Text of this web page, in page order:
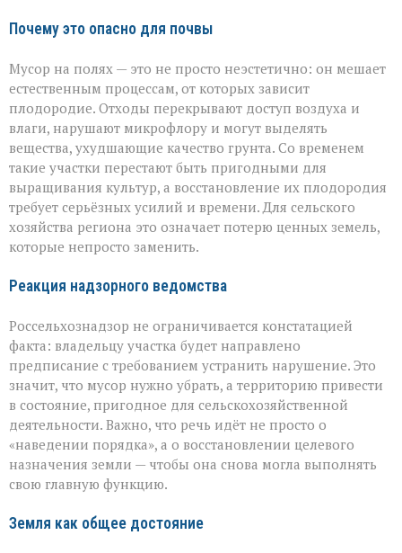
Почему это опасно для почвы
Мусор на полях — это не просто неэстетично: он мешает
естественным процессам, от которых зависит
плодородие. Отходы перекрывают доступ воздуха и
влаги, нарушают микрофлору и могут выделять
вещества, ухудшающие качество грунта. Со временем
такие участки перестают быть пригодными для
выращивания культур, а восстановление их плодородия
требует серьёзных усилий и времени. Для сельского
хозяйства региона это означает потерю ценных земель,
которые непросто заменить.
Реакция надзорного ведомства
Россельхознадзор не ограничивается констатацией
факта: владельцу участка будет направлено
предписание с требованием устранить нарушение. Это
значит, что мусор нужно убрать, а территорию привести
в состояние, пригодное для сельскохозяйственной
деятельности. Важно, что речь идёт не просто о
«наведении порядка», а о восстановлении целевого
назначения земли — чтобы она снова могла выполнять
свою главную функцию.
Земля как общее достояние